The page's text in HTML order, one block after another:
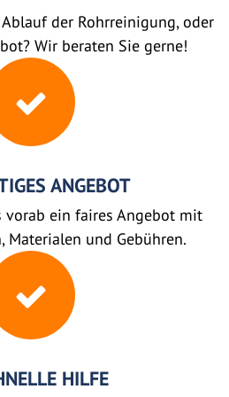
der Rohrreinigung, oder
Wir beraten Sie gerne!
ANGEBOT
vorab ein faires Angebot mit
Materialen und Gebühren.
HILFE